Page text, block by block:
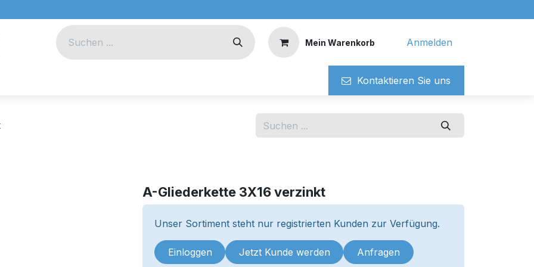
Mein Warenkorb Anmelden
Kontaktieren ​​Si​​e uns
A-Gliederkette 3X16 verzinkt
Unser Sortiment steht nur registrierten Kunden zur Verfügung.
Einloggen Jetzt Kunde werden Anfragen